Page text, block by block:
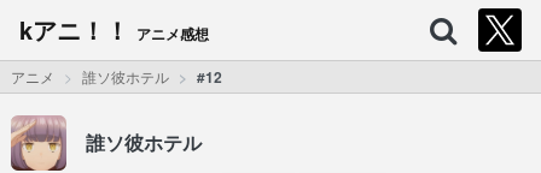
kアニ！！ アニメ感想
アニメ 誰ソ彼ホテル #12
誰ソ彼ホテル